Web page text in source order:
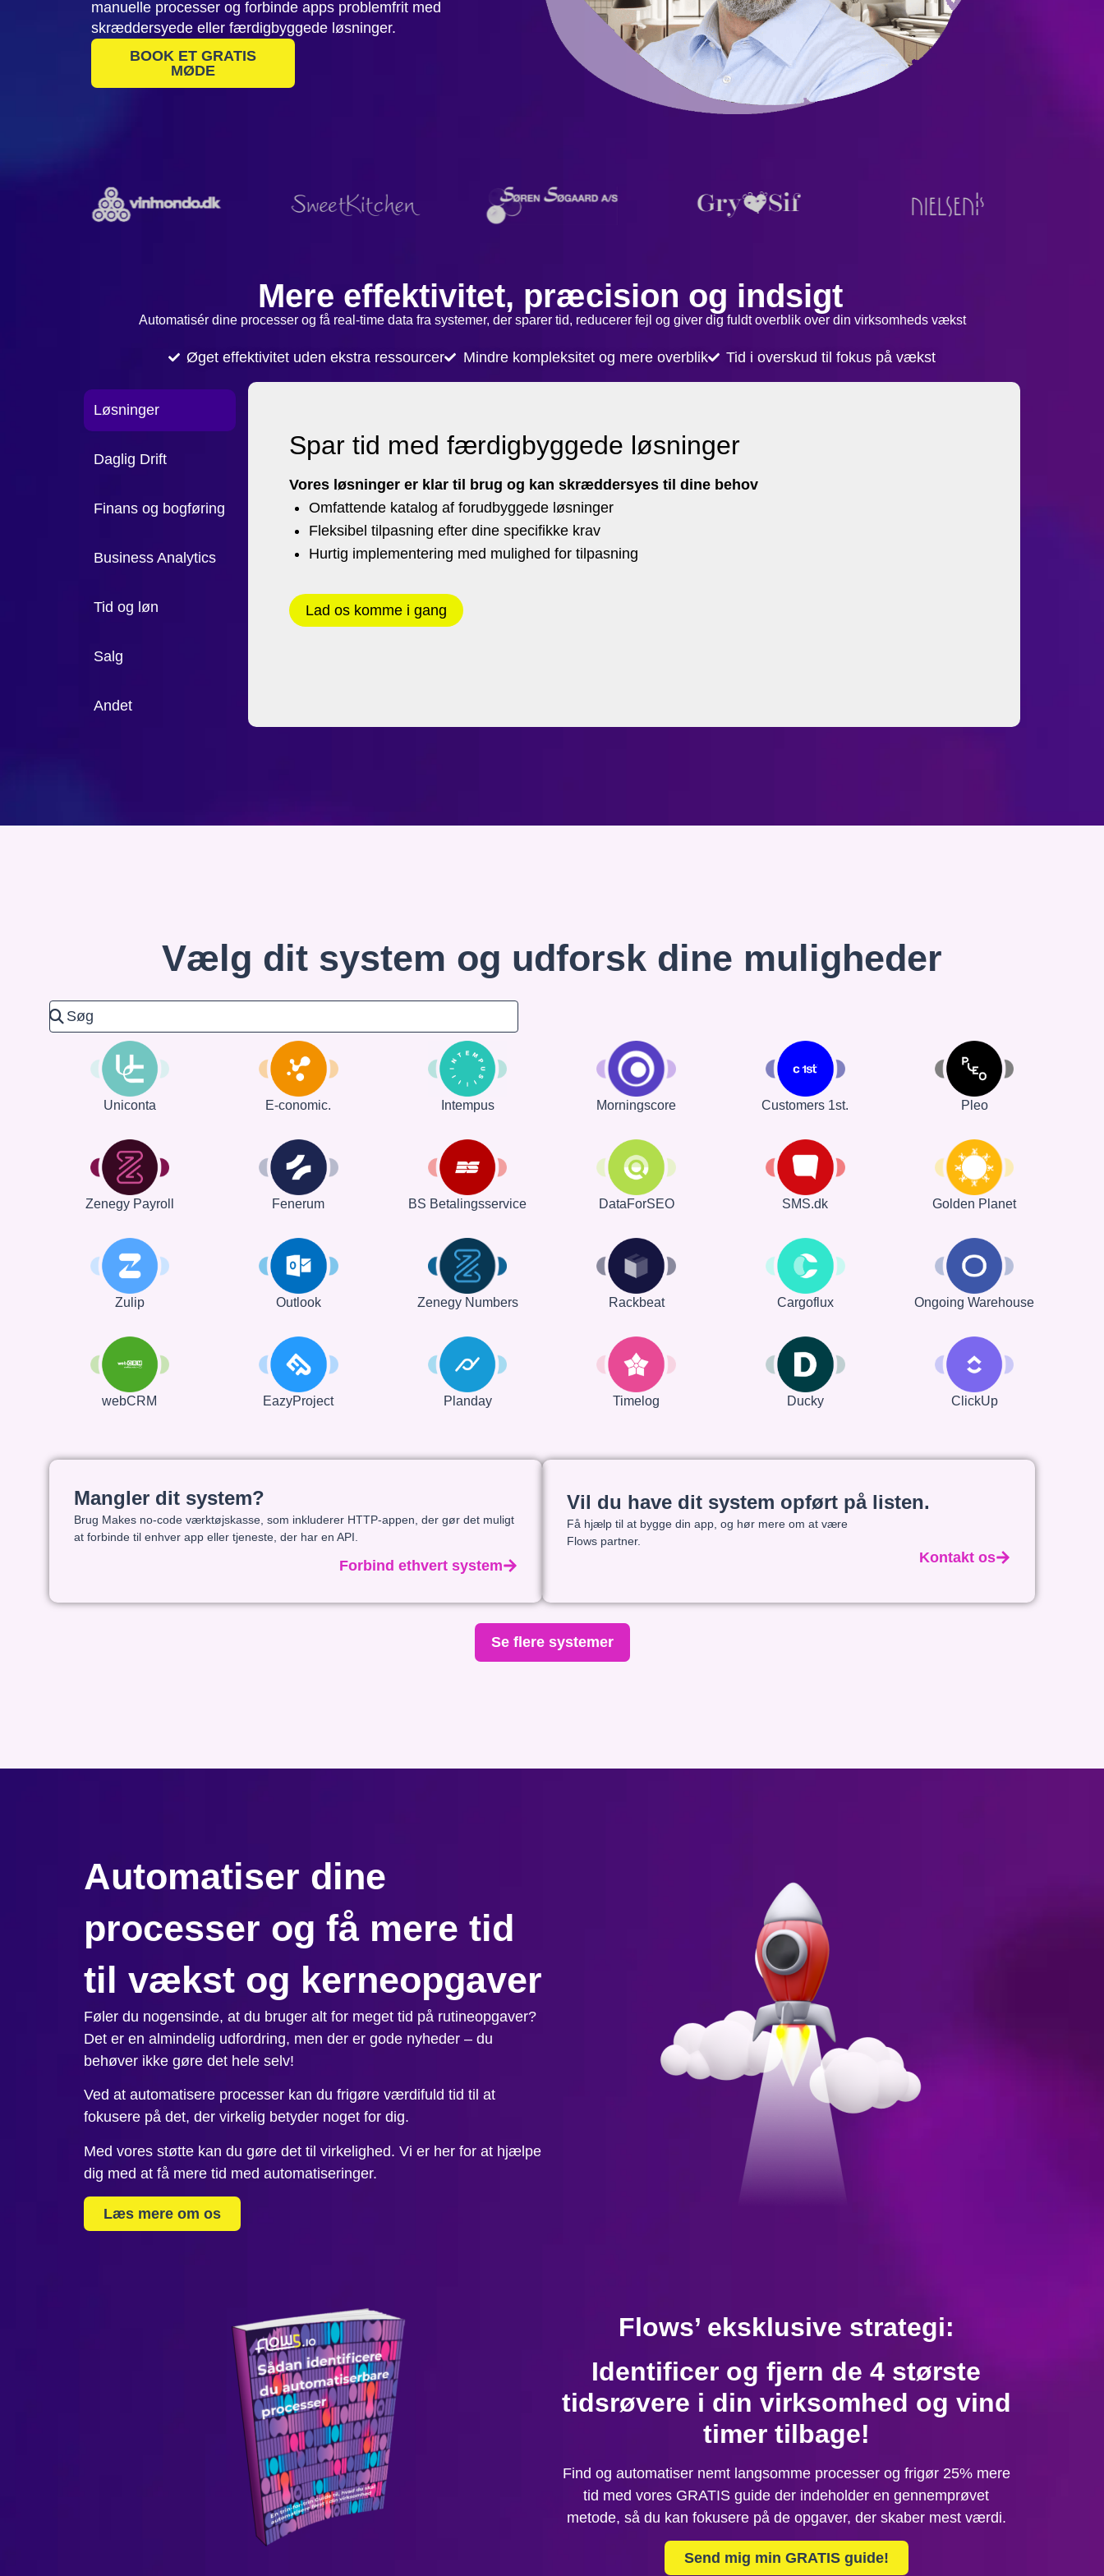
manuelle processer og forbinde apps problemfrit med
skræddersyede eller færdigbyggede løsninger.
BOOK ET GRATIS
MØDE
Mere effektivitet, præcision og indsigt
Automatisér dine processer og få real-time data fra systemer, der sparer tid, reducerer fejl og giver dig fuldt overblik over din virksomheds vækst
Øget effektivitet uden ekstra ressourcer Mindre kompleksitet og mere overblik Tid i overskud til fokus på vækst
Løsninger
Daglig Drift
Finans og bogføring
Business Analytics
Tid og løn
Salg
Andet
Spar tid med færdigbyggede løsninger
Vores løsninger er klar til brug og kan skræddersyes til dine behov
Omfattende katalog af forudbyggede løsninger
Fleksibel tilpasning efter dine specifikke krav
Hurtig implementering med mulighed for tilpasning
Lad os komme i gang
Vælg dit system og udforsk dine muligheder
Uniconta E-conomic. Intempus Morningscore Customers 1st. Pleo
Zenegy Payroll Fenerum BS Betalingsservice DataForSEO SMS.dk Golden Planet
Zulip Outlook Zenegy Numbers Rackbeat Cargoflux Ongoing Warehouse
webCRM EazyProject Planday Timelog Ducky ClickUp
Mangler dit system?
Brug Makes no-code værktøjskasse, som inkluderer HTTP-appen, der gør det muligt
at forbinde til enhver app eller tjeneste, der har en API.
Forbind ethvert system
Vil du have dit system opført på listen.
Få hjælp til at bygge din app, og hør mere om at være
Flows partner.
Kontakt os
Se flere systemer
Automatiser dine
processer og få mere tid
til vækst og kerneopgaver
Føler du nogensinde, at du bruger alt for meget tid på rutineopgaver?
Det er en almindelig udfordring, men der er gode nyheder – du
behøver ikke gøre det hele selv!
Ved at automatisere processer kan du frigøre værdifuld tid til at
fokusere på det, der virkelig betyder noget for dig.
Med vores støtte kan du gøre det til virkelighed. Vi er her for at hjælpe
dig med at få mere tid med automatiseringer.
Læs mere om os
Flows’ eksklusive strategi:
Identificer og fjern de 4 største
tidsrøvere i din virksomhed og vind
timer tilbage!
Find og automatiser nemt langsomme processer og frigør 25% mere
tid med vores GRATIS guide der indeholder en gennemprøvet
metode, så du kan fokusere på de opgaver, der skaber mest værdi.
Send mig min GRATIS guide!